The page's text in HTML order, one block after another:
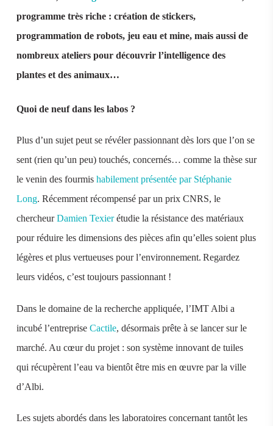
programme très riche : création de stickers,
programmation de robots, jeu eau et mine, mais aussi de
nombreux ateliers pour découvrir l’intelligence des
plantes et des animaux…
Quoi de neuf dans les labos ?
Plus d’un sujet peut se révéler passionnant dès lors que l’on se
sent (rien qu’un peu) touchés, concernés… comme la thèse sur
le venin des fourmis habilement présentée par Stéphanie
Long. Récemment récompensé par un prix CNRS, le
chercheurDamien Texierétudie la résistance des matériaux
pour réduire les dimensions des pièces afin qu’elles soient plus
légères et plus vertueuses pour l’environnement. Regardez
leurs vidéos, c’est toujours passionnant !
Dans le domaine de la recherche appliquée, l’IMT Albi a
incubé l’entreprise Cactile, désormais prête à se lancer sur le
marché. Au cœur du projet : son système innovant de tuiles
qui récupèrent l’eau va bientôt être mis en œuvre par la ville
d’Albi.
Les sujets abordés dans les laboratoires concernant tantôt les